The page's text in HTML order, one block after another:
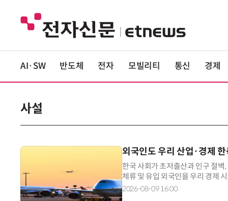
AI·SW 반도체 전자 모빌리티 통신 경제
사설
외국인도 우리 산업·경제
한국 사회가 초저출산과 인구 절
체류 및 유입 외국인을 우리 경제
려는 산업계 움직임이 분주하다.
2026-08-09 16:00